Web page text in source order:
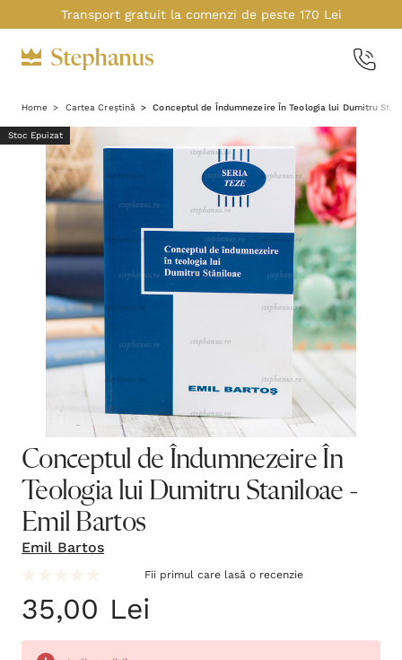
Transport gratuit la comenzi de peste 170 Lei
Home Cartea Creștină Conceptul de Îndumnezeire În Teologia lui Dumitru
Stoc Epuizat
Conceptul de Îndumnezeire În
Teologia lui Dumitru Staniloae -
Emil Bartos
Emil Bartos
Fii primul care lasă o recenzie
35,00 Lei